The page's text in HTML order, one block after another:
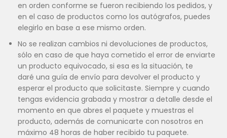
en orden conforme se fueron recibiendo los pedidos, y
en el caso de productos como los autógrafos, puedes
elegirlo en base a ese mismo orden.
No se realizan cambios ni devoluciones de productos,
sólo en caso de que haya cometido el error de enviarte
un producto equivocado, si esa es la situación, te
daré una guía de envío para devolver el producto y
esperar el producto que solicitaste. Siempre y cuando
tengas evidencia grabada y mostrar a detalle desde el
momento en que abres el paquete y muestras el
producto, además de comunicarte con nosotros en
máximo 48 horas de haber recibido tu paquete.